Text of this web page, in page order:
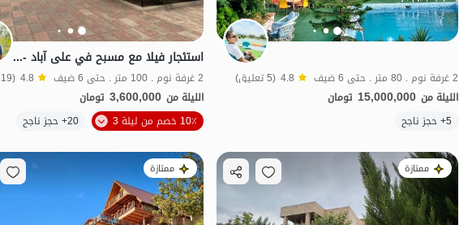
منظر جميل الموقع على الخريطة
2 غرفة نوم . 80 متر . حتى 6 ضيف 4.8 (5 تعليق)
الليلة من 15,000,000 تومان
5+ حجز ناجح
الموقع على الخريطة
استئجار فيلا مع مسبح في علی آباد - محمد آباد كاتول
2 غرفة نوم . 100 متر . حتى 6 ضيف 4.8 (19 تعليق)
الليلة من 3,600,000 تومان
10٪ خصم من ليلة 3
20+ حجز ناجح
ممتازة ممتازة